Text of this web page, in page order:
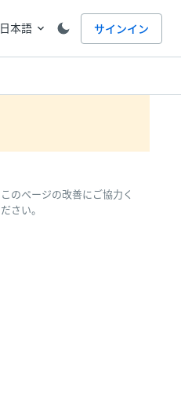
日本語 expand_more サインイン
このページの改善にご協力く
ださい。